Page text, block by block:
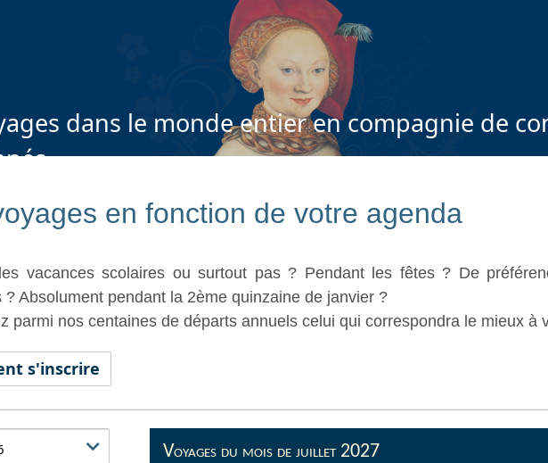
dans le monde entier en compagnie de
en fonction de votre agenda
vacances scolaires ou surtout pas ? Pendant les fêtes ? De
? Absolument pendant la 2ème quinzaine de janvier ?
parmi nos centaines de départs annuels celui qui correspondra le mieux à
s'inscrire
Voyages du mois de juillet 2027